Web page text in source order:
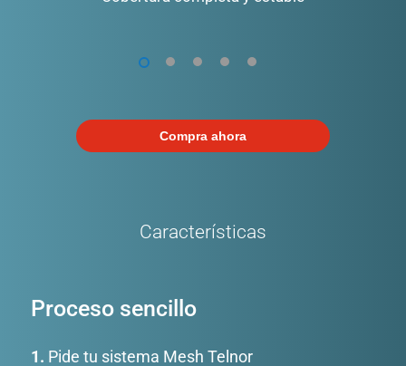
1
Compra ahora
Características
Proceso sencillo
1. Pide tu sistema Mesh Telnor